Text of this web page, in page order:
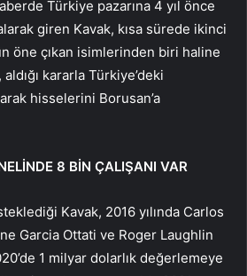
Türkiye pazarına 4 yıl önce
giren Kavak, kısa sürede ikinci
öne çıkan isimlerinden biri haline
kararla Türkiye’deki
hisselerini Borusan’a
8 BİN ÇALIŞANI VAR
Kavak, 2016 yılında Carlos
Garcia Ottati ve Roger Laughlin
1 milyar dolarlık değerlemeye